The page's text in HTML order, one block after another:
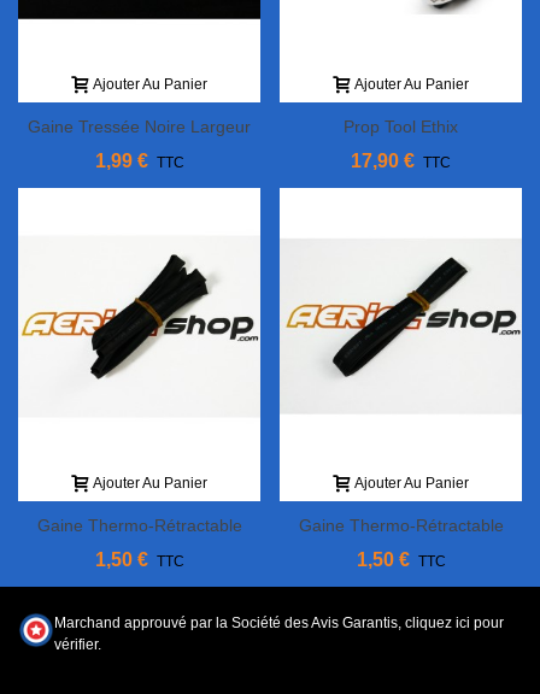
Ajouter Au Panier
Gaine Tressée Noire Largeur
15mm
1,99 € TTC
Ajouter Au Panier
Gaine Thermo-Rétractable
Ø6mm/3mm Noire
1,50 € TTC
Ajouter Au Panier
Prop Tool Ethix
17,90 € TTC
Ajouter Au Panier
Gaine Thermo-Rétractable
Ø8mm/4mm Noire
1,50 € TTC
Marchand approuvé par la Société des Avis Garantis, cliquez ici pour
vérifier.